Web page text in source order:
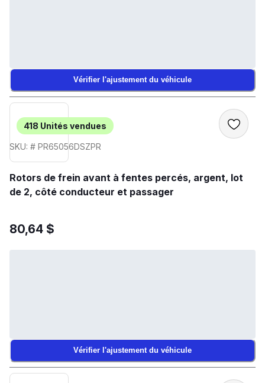
Vérifier l'ajustement du véhicule
418 Unités vendues
SKU: # PR65056DSZPR
Rotors de frein avant à fentes percés, argent, lot
de 2, côté conducteur et passager
80,64 $
Vérifier l'ajustement du véhicule